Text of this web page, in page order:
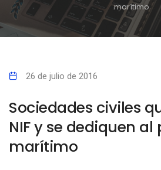
marítimo
26 de julio de 2016
Sociedades civiles
NIF y se dediquen
marítimo